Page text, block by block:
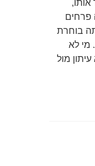
פרחים
בוחרת
מי לא
מול